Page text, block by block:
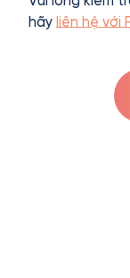
hãy liên hệ với